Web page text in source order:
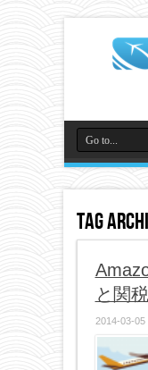
Tag
と関税
2014-03-05